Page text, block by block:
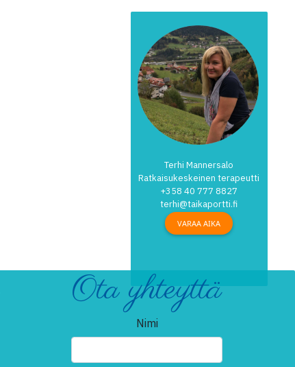
Terhi Mannersalo
Ratkaisukeskeinen terapeutti
+358 40 777 8827
terhi@taikaportti.fi
VARAA AIKA
Ota yhteyttä
Nimi